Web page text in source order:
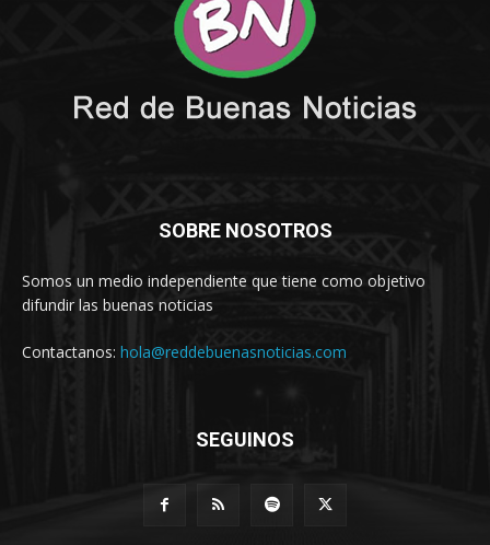
SOBRE NOSOTROS
Somos un medio independiente que tiene como objetivo
difundir las buenas noticias
Contactanos: hola@reddebuenasnoticias.com
SEGUINOS